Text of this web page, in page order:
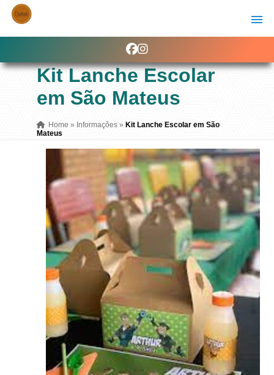
Kit Lanche Escolar
em São Mateus
Home » Informações » Kit Lanche Escolar em São
Mateus